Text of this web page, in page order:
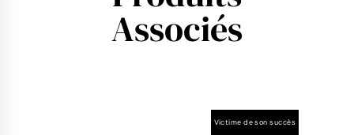
Associés
Victime de son succès